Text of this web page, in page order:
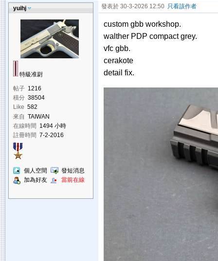
yuihj
特級准尉
帖子 1216
積分 38504
Like 582
來自 TAIWAN
在線時間 1494 小時
註冊時間 7-2-2016
個人空間
發短消息
加為好友
當前在線
發表於 30-3-2026 12:50 只看該作者
custom gbb workshop.
walther PDP compact grey.
vfc gbb.
cerakote
detail fix.